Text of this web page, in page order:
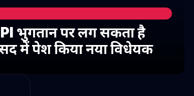
भुगतान पर लग सकता है
में पेश किया नया विधेयक